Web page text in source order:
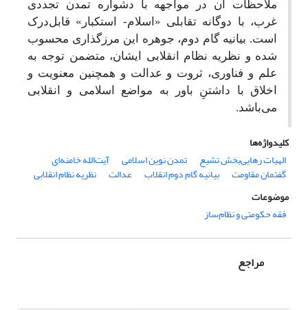
ملاحظات آن در مواجهه با دشواره تمدن تجددی
غرب، با دوگانه تقابلی «اسلام- استکبار» قابل‌درک
است. بیانیه گام دوم، جوهره این مرزگذاری محسوب
شده و نظریه نظام انقلابی ایشان، متضمن توجه به
علم و فناوری، ثروت و عدالت و همچنین معنویت و
اخلاق با داشتنِ باور به مواضع اسلامی و انقلابی
می‌باشد.
کلیدواژه‌ها
الهیات رهایی‌بخش تشیع
تمدن نوین اسلامی آیت‌الله خامنه‌ای
گفتمان مقاومت بیانیه گام دوم انقلاب عدالت
نظریه نظام انقلابی
موضوعات
فقه حکومتی و نظام‌ساز
مراجع